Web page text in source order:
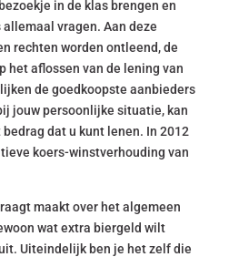
in de klas brengen en
vragen. Aan deze
rechten worden ontleend, de
het aflossen van de lening van
de goedkoopste aanbieders
jouw persoonlijke situatie, kan
dat u kunt lenen. In 2012
koers-winstverhouding van
maakt over het algemeen
wat extra biergeld wilt
Uiteindelijk ben je het zelf die